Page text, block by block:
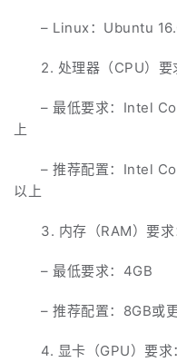
– Linux：Ubuntu
2. 处理器（CPU）要
– 最低要求：Intel
上
– 推荐配置：Intel
以上
3. 内存（RAM）要求
– 最低要求：4GB
– 推荐配置：8GB或
4. 显卡（GPU）要求：